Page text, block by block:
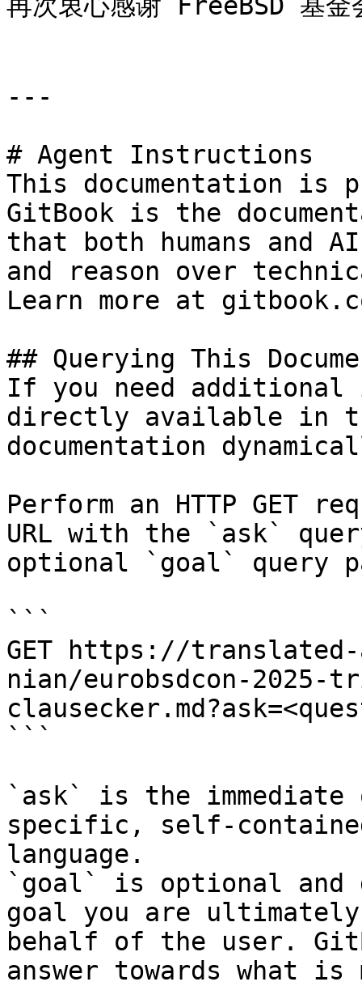
---
# Agent Instructions
This documentation is
GitBook is the
that both humans and
and reason over
Learn more at
## Querying This
If you need
directly available in
documentation
Perform an HTTP GET
URL with the `ask`
optional `goal` query
```
GET https://
nian/eurobsdcon-
```
`ask` is the
specific, self-
language.
`goal` is optional and
goal you are
behalf of the user.
answer towards what